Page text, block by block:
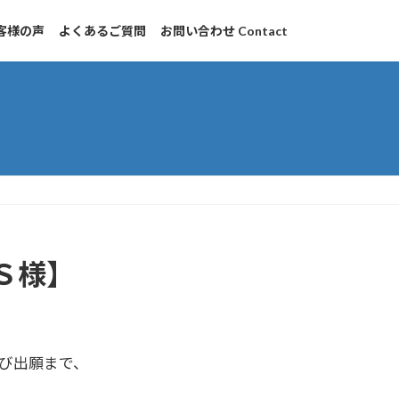
様の声 よくあるご質問 お問い合わせ Contact
】
出願まで、